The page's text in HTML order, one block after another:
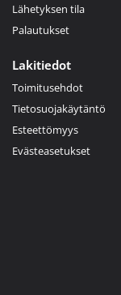
Lähetyksen tila
Palautukset
Lakitiedot
Toimitusehdot
Tietosuojakäytäntö
Esteettömyys
Evästeasetukset